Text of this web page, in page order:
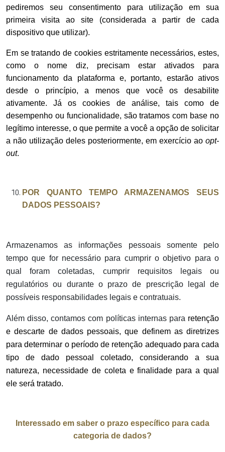
pediremos seu consentimento para utilização em sua
primeira visita ao site (considerada a partir de cada
dispositivo que utilizar).
Em se tratando de cookies estritamente necessários, estes,
como o nome diz, precisam estar ativados para
funcionamento da plataforma e, portanto, estarão ativos
desde o princípio, a menos que você os desabilite
ativamente. Já os cookies de análise, tais como de
desempenho ou funcionalidade, são tratamos com base no
legítimo interesse, o que permite a você a opção de solicitar
a não utilização deles posteriormente, em exercício ao opt-
out.
POR QUANTO TEMPO ARMAZENAMOS SEUS
DADOS PESSOAIS?
Armazenamos as informações pessoais somente pelo
tempo que for necessário para cumprir o objetivo para o
qual foram coletadas, cumprir requisitos legais ou
regulatórios ou durante o prazo de prescrição legal de
possíveis responsabilidades legais e contratuais.
Além disso, contamos com políticas internas para retenção
e descarte de dados pessoais, que definem as diretrizes
para determinar o período de retenção adequado para cada
tipo de dado pessoal coletado, considerando a sua
natureza, necessidade de coleta e finalidade para a qual
ele será tratado.
Interessado em saber o prazo específico para cada
categoria de dados?